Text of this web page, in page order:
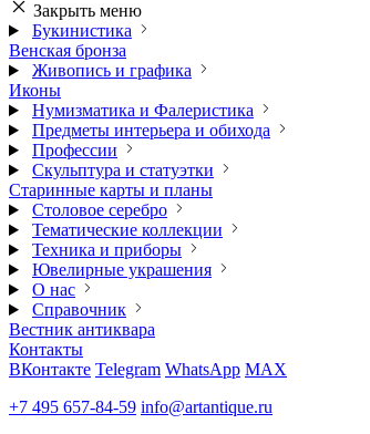
Закрыть меню
Букинистика
Венская бронза
Живопись и графика
Иконы
Нумизматика и Фалеристика
Предметы интерьера и обихода
Профессии
Скульптура и статуэтки
Старинные карты и планы
Столовое серебро
Тематические коллекции
Техника и приборы
Ювелирные украшения
О нас
Справочник
Вестник антиквара
Контакты
ВКонтакте Telegram WhatsApp MAX
+7 495 657-84-59 info@artantique.ru